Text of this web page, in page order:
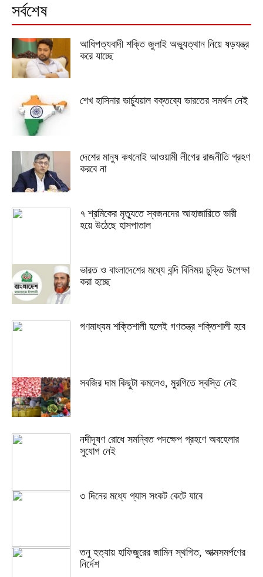
সর্বশেষ
আধিপত্যবাদী শক্তি জুলাই অভ্যুত্থান নিয়ে ষড়যন্ত্র
করে যাচ্ছে
শেখ হাসিনার ভার্চ্যুয়াল বক্তব্যে ভারতের সমর্থন নেই
দেশের মানুষ কখনোই আওয়ামী লীগের রাজনীতি গ্রহণ
করবে না
৭ শ্রমিকের মৃত্যুতে স্বজনদের আহাজারিতে ভারী
হয়ে উঠেছে হাসপাতাল
ভারত ও বাংলাদেশের মধ্যে বন্দি বিনিময় চুক্তি উপেক্ষা
করা হচ্ছে
গণমাধ্যম শক্তিশালী হলেই গণতন্ত্র শক্তিশালী হবে
সবজির দাম কিছুটা কমলেও, মুরগিতে স্বস্তি নেই
নদীদূষণ রোধে সমন্বিত পদক্ষেপ গ্রহণে অবহেলার
সুযোগ নেই
৩ দিনের মধ্যে গ্যাস সংকট কেটে যাবে
তনু হত্যায় হাফিজুরের জামিন স্থগিত, আত্মসমর্পণের
নির্দেশ